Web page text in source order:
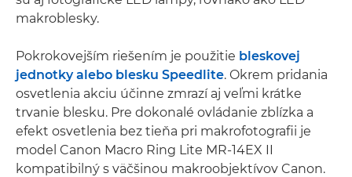
makroblesky.
Pokrokovejším riešením je použitie bleskovej
jednotky alebo blesku Speedlite. Okrem pridania
osvetlenia akciu účinne zmrazí aj veľmi krátke
trvanie blesku. Pre dokonalé ovládanie zblízka a
efekt osvetlenia bez tieňa pri makrofotografii je
model Canon Macro Ring Lite MR-14EX II
kompatibilný s väčšinou makroobjektívov Canon.